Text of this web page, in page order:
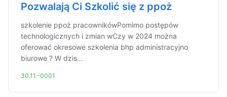
Pozwalają Ci Szkolić się z ppoż
szkolenie ppoż pracownikówPomimo postępów
technologicznych i zmian wCzy w 2024 można
oferować okresowe szkolenia bhp administracyjno
biurowe ? W dzis...
30.11.-0001